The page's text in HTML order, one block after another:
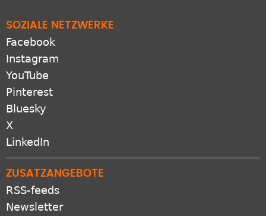
SOZIALE NETZWERKE
Facebook
Instagram
YouTube
Pinterest
Bluesky
X
LinkedIn
ZUSATZANGEBOTE
RSS-feeds
Newsletter